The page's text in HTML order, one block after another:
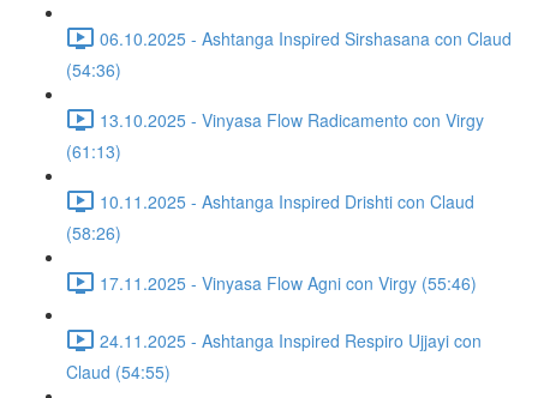
06.10.2025 - Ashtanga Inspired Sirshasana con Claud
(54:36)
13.10.2025 - Vinyasa Flow Radicamento con Virgy
(61:13)
10.11.2025 - Ashtanga Inspired Drishti con Claud
(58:26)
17.11.2025 - Vinyasa Flow Agni con Virgy (55:46)
24.11.2025 - Ashtanga Inspired Respiro Ujjayi con
Claud (54:55)